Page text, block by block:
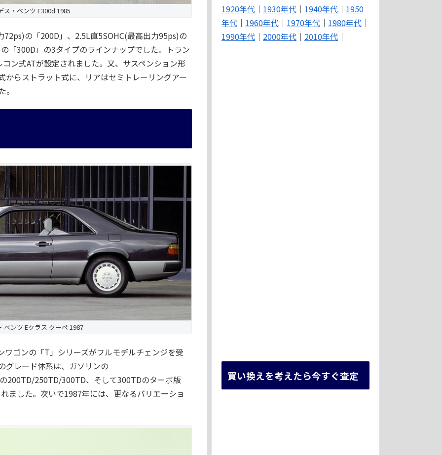
ス・ベンツ E300d 1985
の「200D」、2.5L直5SOHC(最高出力95ps)の
「300D」の3タイプのラインナップでした。トラン
ン式ATが設定されました。又、サスペンション形
らストラット式に、リアはセミトレーリングアー
ベンツ Eクラス クーペ 1987
ゴンの「T」シリーズがフルモデルチェンジを受
グレード体系は、ガソリンの
200TD/250TD/300TD、そして300TDのターボ版
ました。次いで1987年には、更なるバリエーショ
1920年代 ｜ 1930年代 ｜ 1940年代 ｜ 1950
年代 ｜ 1960年代 ｜ 1970年代 ｜ 1980年代 ｜
1990年代 ｜ 2000年代 ｜ 2010年代 ｜
買い換えを考えたら今すぐ査定